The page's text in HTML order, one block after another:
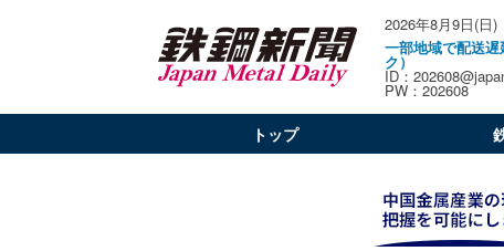
2026年8月9日(日)
一部地域で配送
ク）
ID：
PW：202608
トップ